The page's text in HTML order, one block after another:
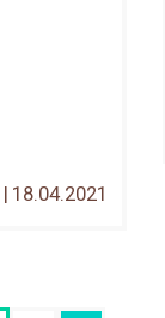
18.04.2021
|